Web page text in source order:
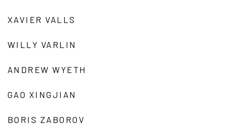
XAVIER VALLS
WILLY VARLIN
ANDREW WYETH
GAO XINGJIAN
BORIS ZABOROV